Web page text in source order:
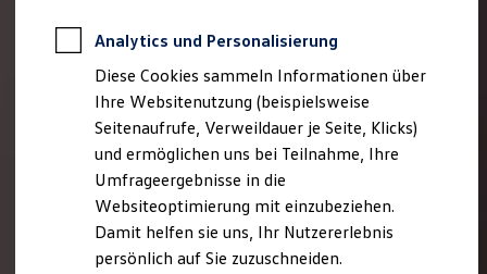
Autokredit mit Schlussrate
Versicherungen und Garantien
Kfz-Versicherung
Restschuldversicherungen
Garantien
Wartungsverträge
Geschäftskunden
Professional Class bei Volkswagen
Großkunden
Behörden
Direktkunden
Sonderfahrzeuge
Analytics und Personalisierung
Diese Cookies sammeln Informationen über
Ihre Websitenutzung (beispielsweise
Seitenaufrufe, Verweildauer je Seite, Klicks)
und ermöglichen uns bei Teilnahme, Ihre
Umfrageergebnisse in die
Websiteoptimierung mit einzubeziehen.
Damit helfen sie uns, Ihr Nutzererlebnis
persönlich auf Sie zuzuschneiden.